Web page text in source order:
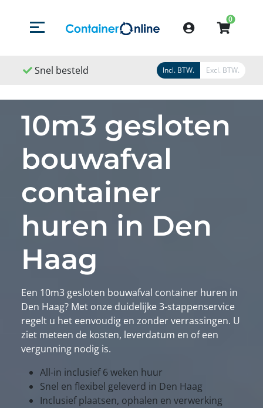
Menu openen/sluiten
Account
0
Snel besteld Snel geleverd Snel
Incl. BTW. Excl. BTW.
10m3 gesloten
bouwafval
container
huren in Den
Haag
Een 10m3 gesloten bouwafval container huren in
Den Haag? Met onze duidelijke 3-stappenservice
regelt u het eenvoudig en zonder verrassingen. U
ziet meteen de kosten, leverdatum en of een
vergunning nodig is.
All-in inclusief 6 weken huur
Snel en flexibel geleverd in Den Haag
Inclusief plaatsen, ophalen en verwerking